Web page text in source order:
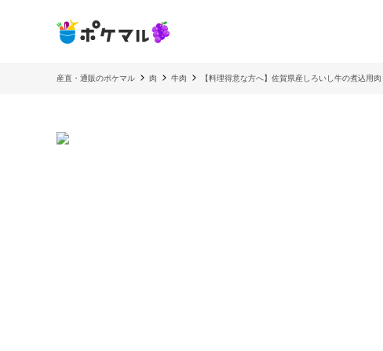
産直・通販のポケマル 肉 牛肉 【料理得意な方へ】佐賀県産しろいし牛の煮込用肉